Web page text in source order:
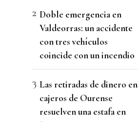
Doble emergencia en
Valdeorras: un accidente
con tres vehículos
coincide con un incendio
Las retiradas de dinero en
cajeros de Ourense
resuelven una estafa en